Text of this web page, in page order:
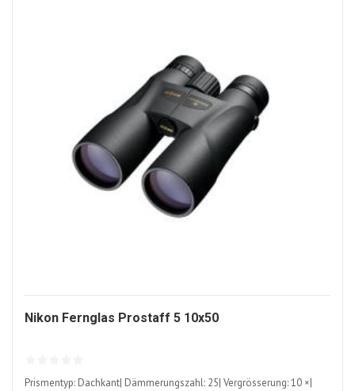
Nikon Fernglas Prostaff 5 10x50267148-
Prismentyp: Dachkant| Dämmerungszahl: 25| Vergrösserung: 10 ×|